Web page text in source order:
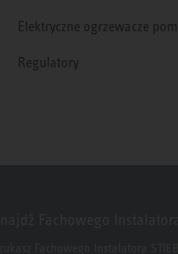
Elektryczne ogrzewacze
Regulatory